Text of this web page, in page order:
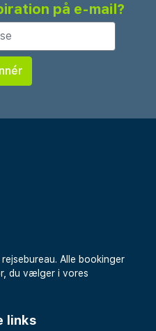
på e-mail?
Alle bookinger
du vælger i vores
links